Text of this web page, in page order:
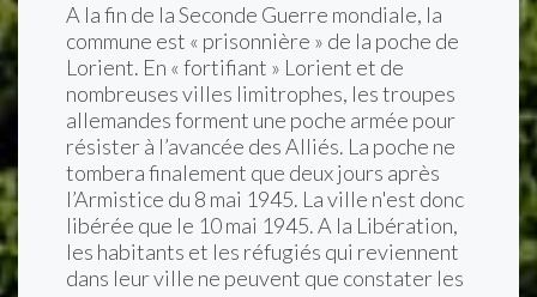
A la fin de la Seconde Guerre mondiale, la
commune est « prisonnière » de la poche de
Lorient. En « fortifiant » Lorient et de
nombreuses villes limitrophes, les troupes
allemandes forment une poche armée pour
résister à l’avancée des Alliés. La poche ne
tombera finalement que deux jours après
l’Armistice du 8 mai 1945. La ville n'est donc
libérée que le 10 mai 1945. A la Libération,
les habitants et les réfugiés qui reviennent
dans leur ville ne peuvent que constater les